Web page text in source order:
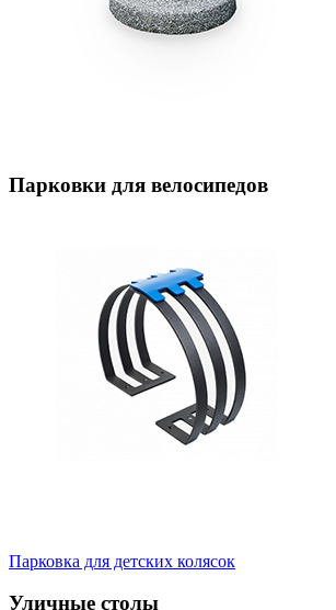
Парковки для велосипедов
Парковка для детских колясок
Уличные столы